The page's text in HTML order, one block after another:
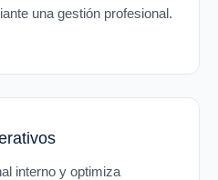
una gestión profesional.
interno y optimiza